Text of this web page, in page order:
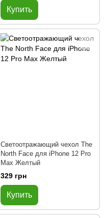
Купить
Светоотражающий чехол The
North Face для iPhone 12 Pro
Max Желтый
329 грн
Купить